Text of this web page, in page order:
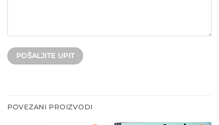
POVEZANI PROIZVODI